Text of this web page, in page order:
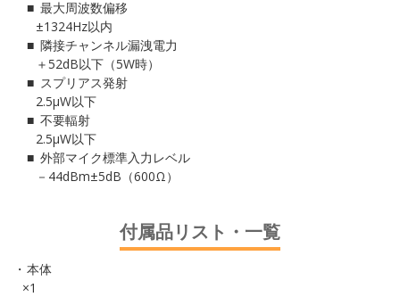
最大周波数偏移
±1324Hz以内
隣接チャンネル漏洩電力
＋52dB以下（5W時）
スプリアス発射
2.5μW以下
不要輻射
2.5μW以下
外部マイク標準入力レベル
－44dBm±5dB（600Ω）
付属品リスト・一覧
本体
×1